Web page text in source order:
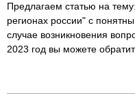
Предлагаем статью на
регионах россии" с
случае возникновения
2023 год вы можете